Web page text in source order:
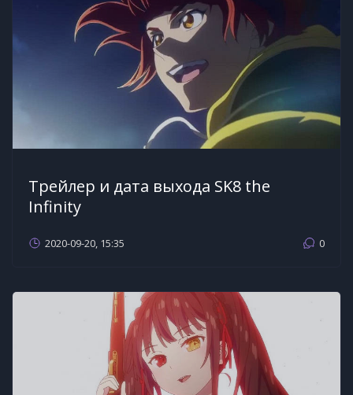
Трейлер и дата выхода SK8 the
Infinity
2020-09-20, 15:35 0